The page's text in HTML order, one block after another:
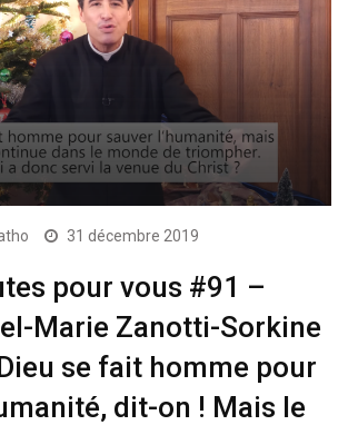
31 décembre 2019
pour vous #91 –
Marie Zanotti-Sorkine
se fait homme pour
dit-on ! Mais le